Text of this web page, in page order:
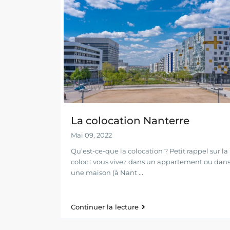
La colocation Nanterre
Mai 09, 2022
Qu’est-ce-que la colocation ? Petit rappel sur la
coloc : vous vivez dans un appartement ou dans
une maison (à Nant ...
Continuer la lecture